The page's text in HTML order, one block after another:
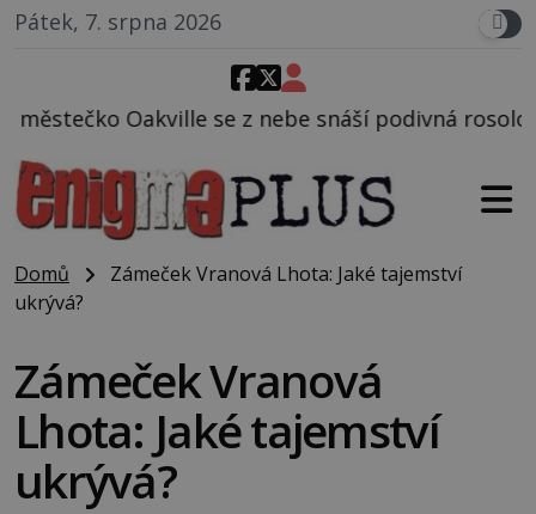
Pátek, 7. srpna 2026
z nebe snáší podivná rosolovitá látka neznámého
Domů
Zámeček Vranová Lhota: Jaké tajemství
ukrývá?
Zámeček Vranová
Lhota: Jaké tajemství
ukrývá?